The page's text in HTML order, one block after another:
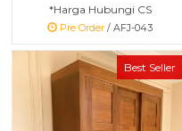
*Harga Hubungi CS
Pre Order / AFJ-043
Best Seller